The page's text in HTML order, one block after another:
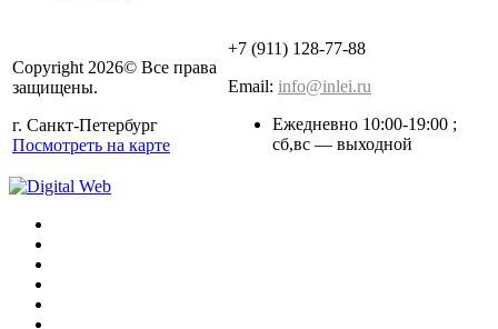
Copyright 2026© Все права
защищены.
г. Санкт-Петербург
Посмотреть на карте
+7 (911) 128-77-88
Email: info@inlei.ru
Ежедневно 10:00-19:00 ;
cб,вс — выходной